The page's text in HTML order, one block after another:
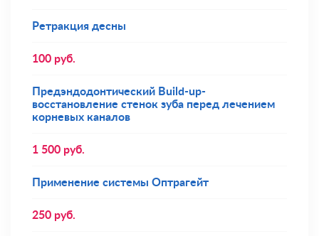
Ретракция десны
100 руб.
Предэндодонтический Build-up-
восстановление стенок зуба перед лечением
корневых каналов
1 500 руб.
Применение системы Оптрагейт
250 руб.